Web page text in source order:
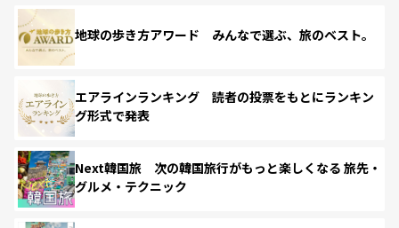
地球の歩き方アワード みんなで選ぶ、旅のベスト。
エアラインランキング 読者の投票をもとにランキン
グ形式で発表
Next韓国旅 次の韓国旅行がもっと楽しくなる 旅先・
グルメ・テクニック